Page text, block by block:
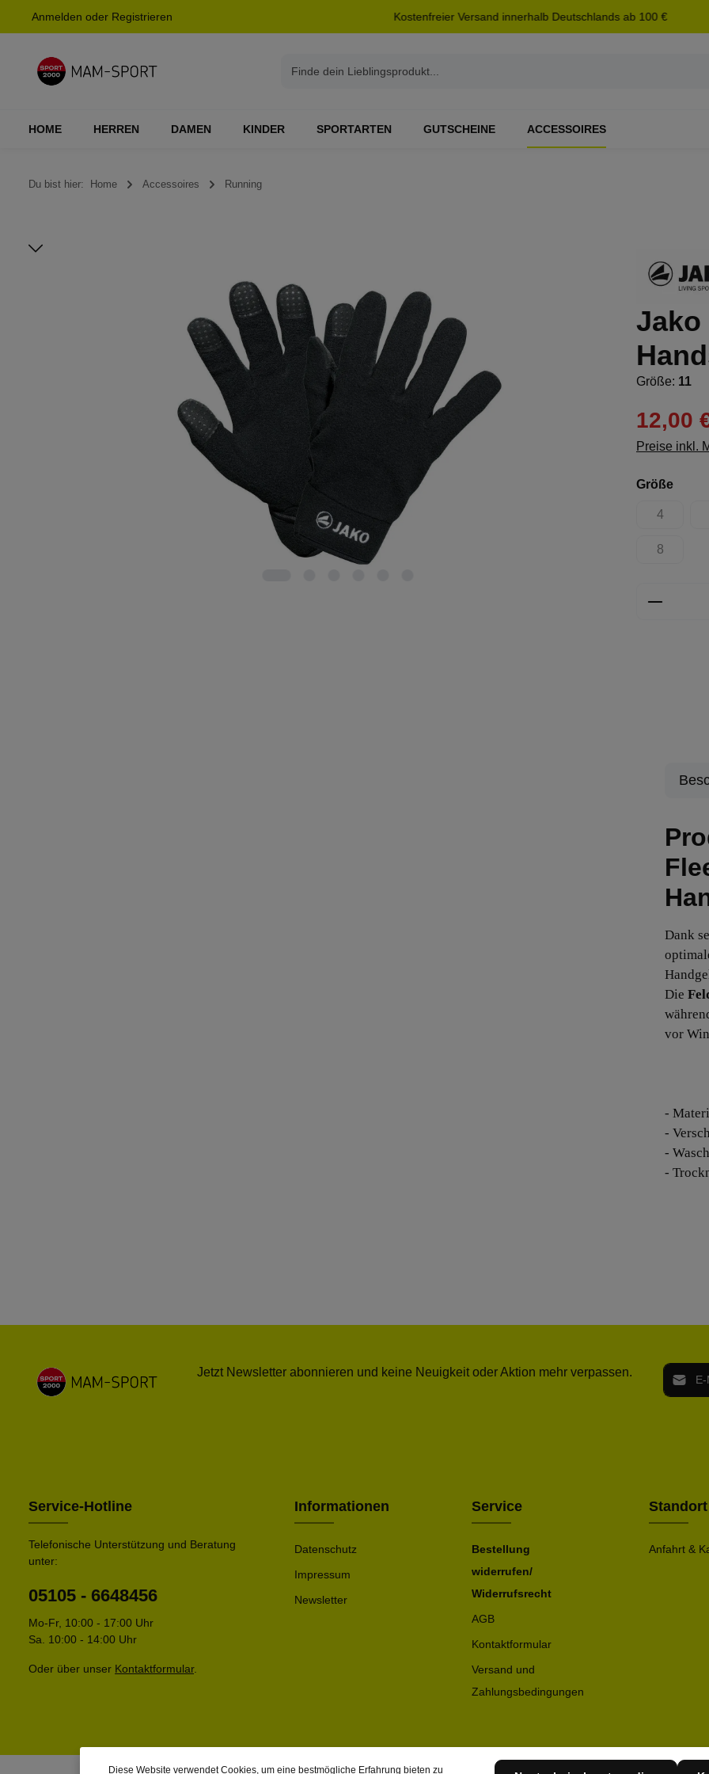
Zur Hauptnavigation springen
Anmelden oder Registrieren Kostenfreier Versand innerhalb Deutschlands ab 100 €
HOME HERREN DAMEN KINDER SPORTARTEN GUTSCHEINE ACCESSOIRES
Du bist hier: Home Accessoires Running
Bildergalerie überspringen
Jako
Größe: 11
12,00
Preise inkl.
Größe
4
(Diese
8
(Diese
Dank
Die
vor
-
-
-
-
Jetzt Newsletter abonnieren und keine Neuigkeit oder Aktion mehr verpassen. E-Mail-
Service-Hotline
Telefonische Unterstützung und Beratung
unter:
05105 - 6648456
Mo-Fr, 10:00 - 17:00 Uhr
Sa. 10:00 - 14:00 Uhr
Oder über unser Kontaktformular.
Informationen
Datenschutz
Impressum
Newsletter
Service
Bestellung
widerrufen/
Widerrufsrecht
AGB
Kontaktformular
Versand und
Zahlungsbedingungen
Standort
Anfahrt &
Diese Website verwendet Cookies, um eine bestmögliche Erfahrung bieten zu